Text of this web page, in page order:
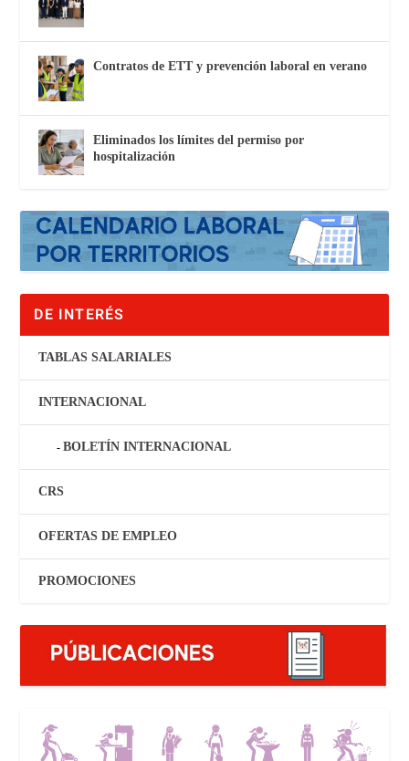
Contratos de ETT y prevención laboral en verano
Eliminados los límites del permiso por
hospitalización
DE INTERÉS
TABLAS SALARIALES
INTERNACIONAL
BOLETÍN INTERNACIONAL
CRS
OFERTAS DE EMPLEO
PROMOCIONES